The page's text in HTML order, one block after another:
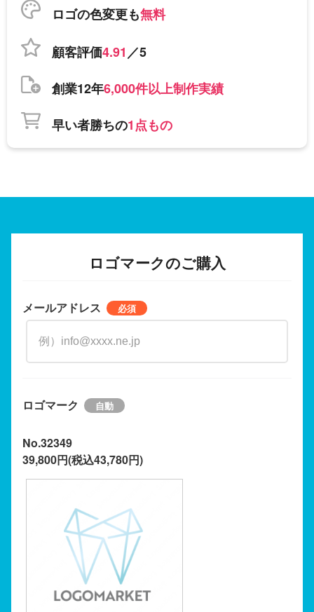
ロゴの色変更も無料
顧客評価4.91／5
創業12年6,000件以上制作実績
早い者勝ちの1点もの
ロゴマークのご購入
メールアドレス
ロゴマーク
No.32349
39,800円(税込43,780円)